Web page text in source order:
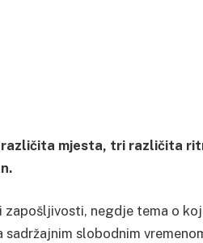
različita mjesta, tri različita
negdje tema o
slobodnim